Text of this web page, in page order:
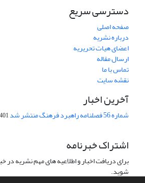
دسترسی سریع
صفحه اصلی
درباره نشریه
اعضای هیات تحریریه
ارسال مقاله
تماس با ما
نقشه سایت
آخرین اخبار
شماره 56 فصلنامه راهبرد فرهنگ منتشر شد 02-26
اشتراک خبرنامه
برای دریافت اخبار و اطلاعیه های مهم نشریه
شوید.